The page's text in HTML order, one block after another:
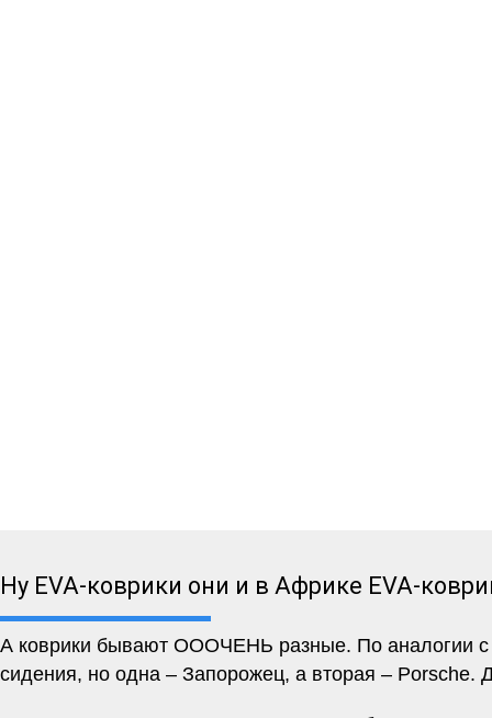
Ну EVA-коврики они и в Африке EVA-
А коврики бывают ОООЧЕНЬ разные. По аналогии с
сидения, но одна – Запорожец, а вторая – Porsche.